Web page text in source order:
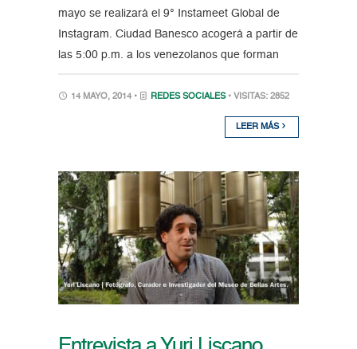
mayo se realizará el 9° Instameet Global de
Instagram. Ciudad Banesco acogerá a partir de
las 5:00 p.m. a los venezolanos que forman
14 MAYO, 2014 • REDES SOCIALES • VISITAS: 2852
LEER MÁS